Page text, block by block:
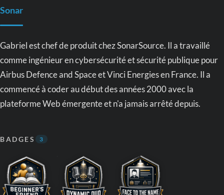
Sonar
Gabriel est chef de produit chez SonarSource. Il a travaillé
comme ingénieur en cybersécurité et sécurité publique pour
Airbus Defence and Space et Vinci Energies en France. Il a
commencé à coder au début des années 2000 avec la
plateforme Web émergente et n'a jamais arrêté depuis.
BADGES 3